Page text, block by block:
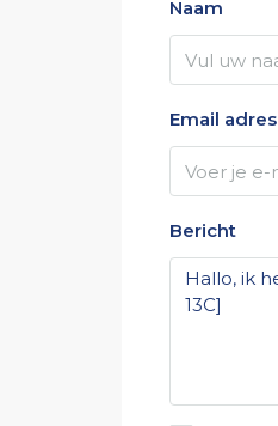
Naam
Email adres
Bericht